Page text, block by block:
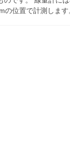
の位置で計測しま